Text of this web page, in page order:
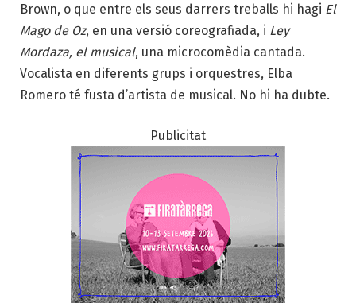
Brown, o que entre els seus darrers treballs hi hagi El
Mago de Oz, en una versió coreografiada, i Ley
Mordaza, el musical, una microcomèdia cantada.
Vocalista en diferents grups i orquestres, Elba
Romero té fusta d’artista de musical. No hi ha dubte.
Publicitat